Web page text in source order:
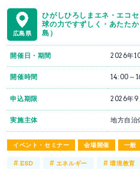
広島県
ひがしひろしまエネ・エコ
球の力ですずしく・あたた
島）
イベント・セミナー 会場開催 一般
開催日・期間 2026年
開催時間 14:00～
申込期限 2026年9
実施主体 地方自治
#ESD # エネルギー #環境教育